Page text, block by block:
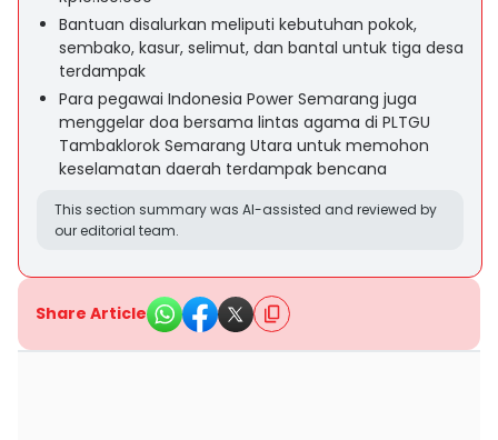
Bantuan disalurkan meliputi kebutuhan pokok,
sembako, kasur, selimut, dan bantal untuk tiga desa
terdampak
Para pegawai Indonesia Power Semarang juga
menggelar doa bersama lintas agama di PLTGU
Tambaklorok Semarang Utara untuk memohon
keselamatan daerah terdampak bencana
This section summary was AI-assisted and reviewed by
our editorial team.
Share Article